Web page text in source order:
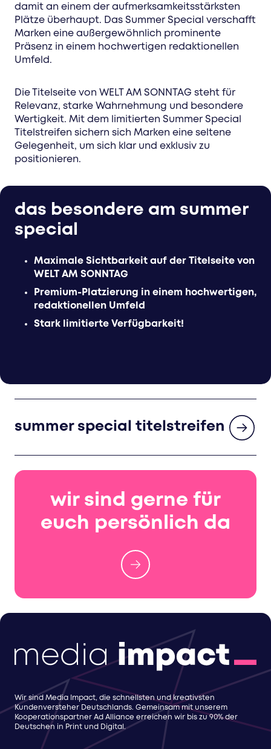
damit an einem der aufmerksamkeitsstärksten
Plätze überhaupt. Das Summer Special verschafft
Marken eine außergewöhnlich prominente
Präsenz in einem hochwertigen redaktionellen
Umfeld.
Die Titelseite von WELT AM SONNTAG steht für
Relevanz, starke Wahrnehmung und besondere
Wertigkeit. Mit dem limitierten Summer Special
Titelstreifen sichern sich Marken eine seltene
Gelegenheit, um sich klar und exklusiv zu
positionieren.
das besondere am summer
special
Maximale Sichtbarkeit auf der Titelseite von
WELT AM SONNTAG
Premium-Platzierung in einem hochwertigen,
redaktionellen Umfeld
Stark limitierte Verfügbarkeit!
summer special titelstreifen
wir sind gerne für
euch persönlich da
Wir sind Media Impact, die schnellsten und kreativsten
Kundenversteher Deutschlands. Gemeinsam mit unserem
Kooperationspartner Ad Alliance erreichen wir bis zu 90% der
Deutschen in Print und Digital.